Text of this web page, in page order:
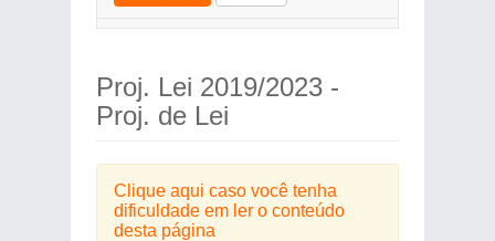
Proj. Lei 2019/2023 -
Proj. de Lei
Clique aqui caso você tenha
dificuldade em ler o conteúdo
desta página